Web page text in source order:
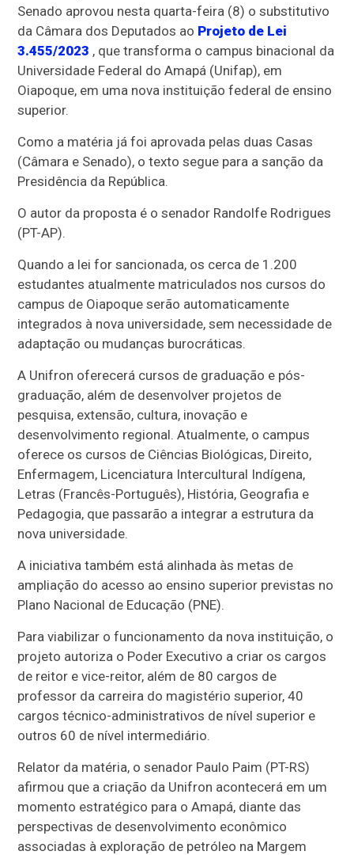
Senado aprovou nesta quarta-feira (8) o substitutivo
da Câmara dos Deputados ao Projeto de Lei
3.455/2023 , que transforma o campus binacional da
Universidade Federal do Amapá (Unifap), em
Oiapoque, em uma nova instituição federal de ensino
superior.
Como a matéria já foi aprovada pelas duas Casas
(Câmara e Senado), o texto segue para a sanção da
Presidência da República.
O autor da proposta é o senador Randolfe Rodrigues
(PT-AP).
Quando a lei for sancionada, os cerca de 1.200
estudantes atualmente matriculados nos cursos do
campus de Oiapoque serão automaticamente
integrados à nova universidade, sem necessidade de
adaptação ou mudanças burocráticas.
A Unifron oferecerá cursos de graduação e pós-
graduação, além de desenvolver projetos de
pesquisa, extensão, cultura, inovação e
desenvolvimento regional.Atualmente, o campus
oferece os cursos de Ciências Biológicas, Direito,
Enfermagem, Licenciatura Intercultural Indígena,
Letras (Francês-Português), História, Geografia e
Pedagogia, que passarão a integrar a estrutura da
nova universidade.
A iniciativa também está alinhada às metas de
ampliação do acesso ao ensino superior previstas no
Plano Nacional de Educação (PNE).
Para viabilizar o funcionamento da nova instituição, o
projeto autoriza o Poder Executivo a criar os cargos
de reitor e vice-reitor, além de 80 cargos de
professor da carreira do magistério superior, 40
cargos técnico-administrativos de nível superior e
outros 60 de nível intermediário.
Relator da matéria, o senador Paulo Paim (PT-RS)
afirmou que a criação da Unifron acontecerá em um
momento estratégico para o Amapá, diante das
perspectivas de desenvolvimento econômico
associadas à exploração de petróleo na Margem